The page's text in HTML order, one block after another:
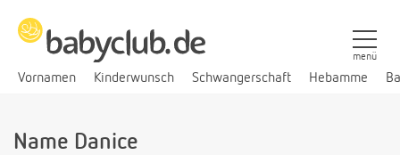
Vornamen Kinderwunsch Schwangerschaft Hebamme
menü
Name Danice